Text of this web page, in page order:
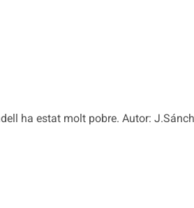
ha estat molt pobre. Autor: